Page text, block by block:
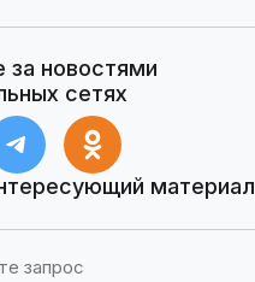
за новостями
сетях
материал